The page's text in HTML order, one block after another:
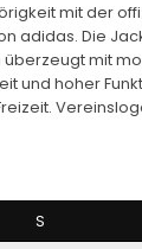
mit der
adidas. Die
mit
und hoher
S